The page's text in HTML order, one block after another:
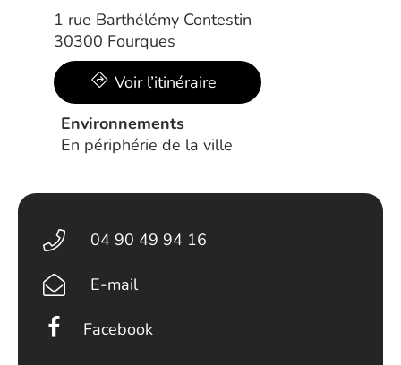
1 rue Barthélémy Contestin
30300 Fourques
Voir l’itinéraire
Environnements
En périphérie de la ville
04 90 49 94 16
E-mail
Facebook